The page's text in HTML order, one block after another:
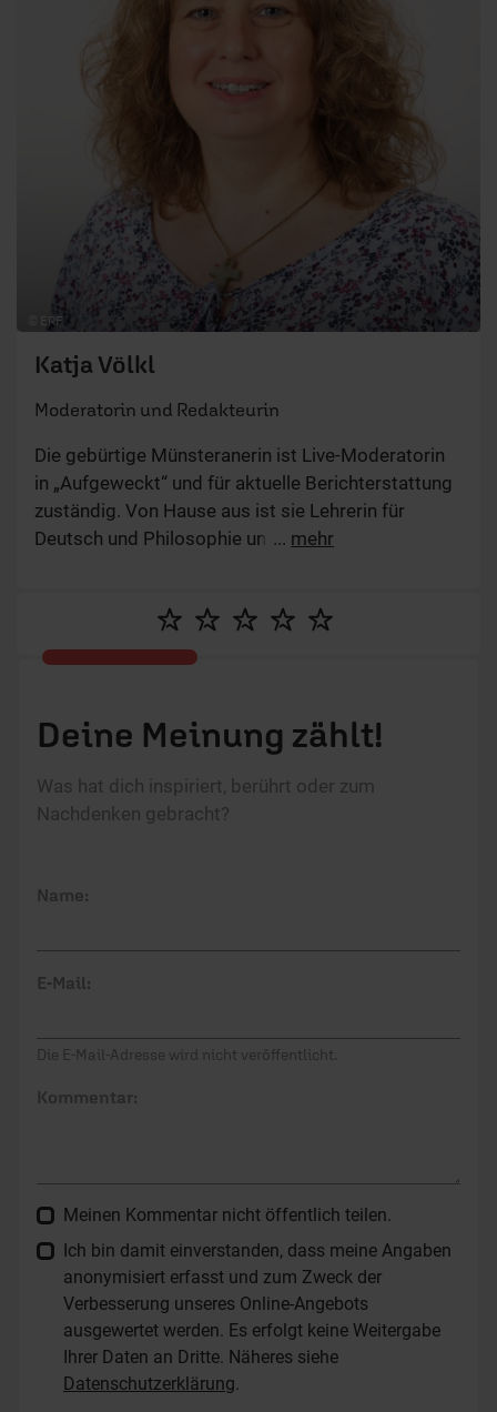
© ERF
Katja Völkl
Moderatorin und Redakteurin
Die gebürtige Münsteranerin ist Live-Moderatorin
in „Aufgeweckt“ und für aktuelle Berichterstattung
zuständig. Von Hause aus ist sie Lehrerin für
Deutsch und Philosophie und Sprecherzieherin. Sie
... mehr
Deine Meinung zählt!
Was hat dich inspiriert, berührt oder zum
Nachdenken gebracht?
Name:
E-Mail:
Die E-Mail-Adresse wird nicht veröffentlicht.
Kommentar:
Meinen Kommentar nicht öffentlich teilen.
Ich bin damit einverstanden, dass meine Angaben
anonymisiert erfasst und zum Zweck der
Verbesserung unseres Online-Angebots
ausgewertet werden. Es erfolgt keine Weitergabe
Ihrer Daten an Dritte. Näheres siehe
Datenschutzerklärung.